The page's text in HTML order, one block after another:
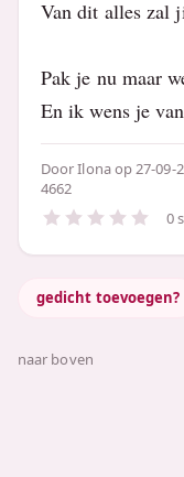
Van dit alles zal
Pak je nu maar
En ik wens je
DoorIlonaop 27-09-
4662
0
gedicht toevoegen?
naar boven